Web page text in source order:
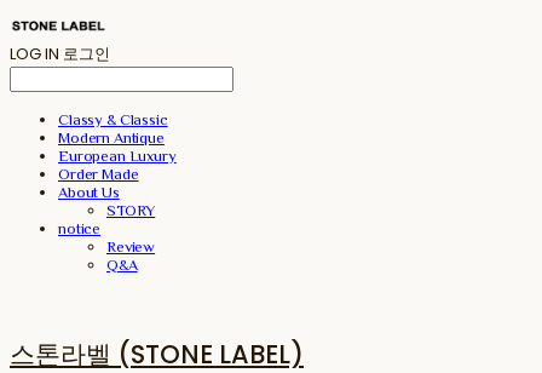
LOG IN 로그인
Classy & Classic
Modern Antique
European Luxury
Order Made
About Us
STORY
notice
Review
Q&A
스톤라벨 (STONE LABEL)